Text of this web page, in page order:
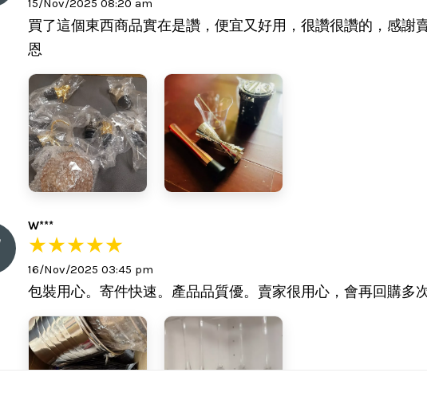
15/Nov/2025 08:20 am
買了這個東西商品實在是讚，便宜又好用，很讚很讚的，感
恩
W***
16/Nov/2025 03:45 pm
包裝用心。寄件快速。產品品質優。賣家很用心，會再回購多